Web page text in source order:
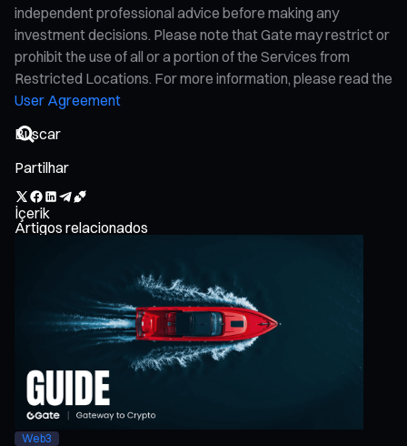
independent professional advice before making any
investment decisions. Please note that Gate may restrict or
prohibit the use of all or a portion of the Services from
Restricted Locations. For more information, please read the
User Agreement
Partilhar
İçerik
Artigos relacionados
Web3